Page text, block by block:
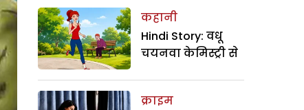
कहानी
Hindi Story: वधू
चयनवा केमिस्ट्री से
क्राइम